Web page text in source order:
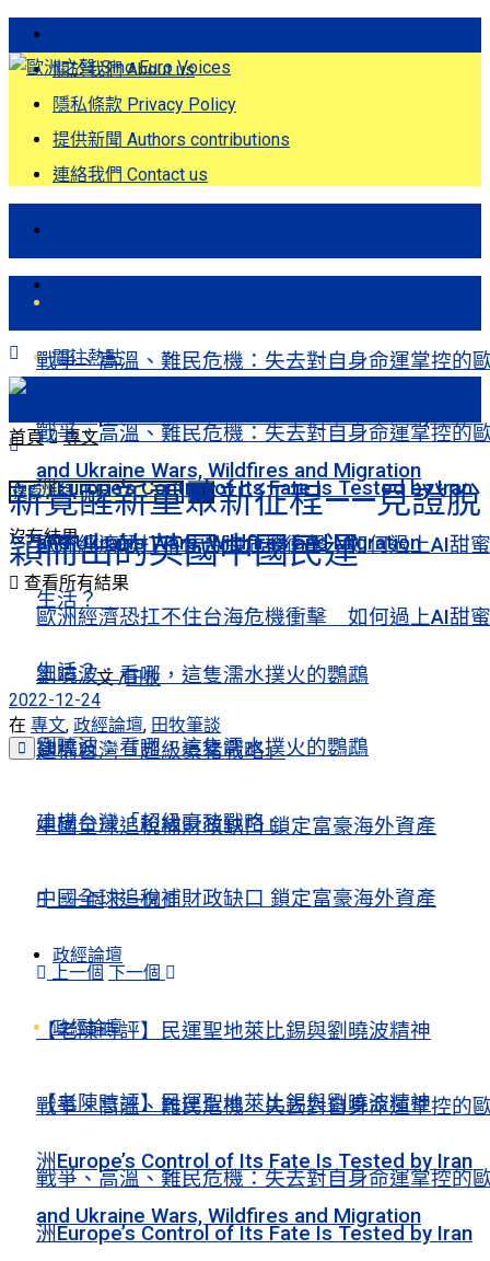
關於我們 About us
隱私條款 Privacy Policy
提供新聞 Authors contributions
連絡我們 Contact us
戰爭、高溫、難民危機：失去對自身命運掌控的
and Ukraine Wars, Wildfires and Migration
歐洲經濟恐扛不住台海危機衝擊 如何過上AI甜蜜
生活？
劉曉波：看哪，這隻濡水撲火的鸚鵡
建構台灣「超級豪豬戰略」
中國全球追稅補財政缺口 鎖定富豪海外資產
上一個 下一個
政經論壇
【老陳時評】民運聖地萊比錫與劉曉波精神
戰爭、高溫、難民危機：失去對自身命運掌控的
洲Europe’s Control of Its Fate Is Tested by Iran
and Ukraine Wars, Wildfires and Migration
關注熱點
戰爭、高溫、難民危機：失去對自身命運掌控的
洲Europe’s Control of Its Fate Is Tested by Iran
and Ukraine Wars, Wildfires and Migration
歐洲經濟恐扛不住台海危機衝擊 如何過上AI甜蜜
生活？
劉曉波：看哪，這隻濡水撲火的鸚鵡
建構台灣「超級豪豬戰略」
中國全球追稅補財政缺口 鎖定富豪海外資產
上一個 下一個
政經論壇
【老陳時評】民運聖地萊比錫與劉曉波精神
戰爭、高溫、難民危機：失去對自身命運掌控的
洲Europe’s Control of Its Fate Is Tested by Iran
沒有結果
查看所有結果
首頁 專文
新覺醒新重聚新征程——見證脫
穎而出的英國中國民運
文 /田牧
2022-12-24
在 專文, 政經論壇, 田牧筆談